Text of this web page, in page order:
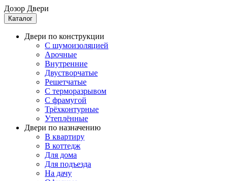
Дозор Двери
Каталог
Двери по конструкции
C шумоизоляцией
Арочные
Внутренние
Двустворчатые
Решетчатые
С терморазрывом
С фрамугой
Трёхконтурные
Утеплённые
Двери по назначению
В квартиру
В коттедж
Для дома
Для подъезда
На дачу